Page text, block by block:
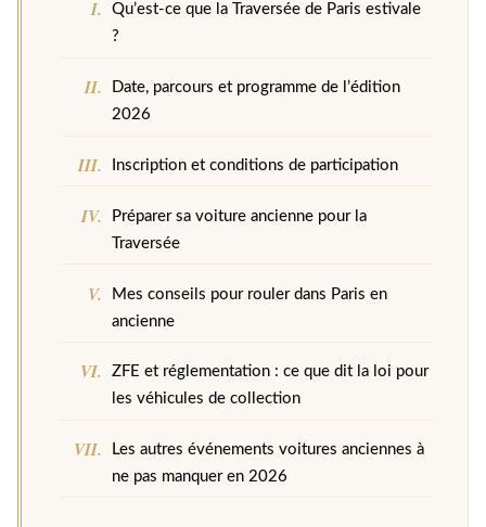
Qu’est-ce que la Traversée de Paris estivale
?
Date, parcours et programme de l’édition
2026
Inscription et conditions de participation
Préparer sa voiture ancienne pour la
Traversée
Mes conseils pour rouler dans Paris en
ancienne
ZFE et réglementation : ce que dit la loi pour
les véhicules de collection
Les autres événements voitures anciennes à
ne pas manquer en 2026